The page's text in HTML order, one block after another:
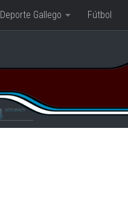
Deporte Gallego Fútbol